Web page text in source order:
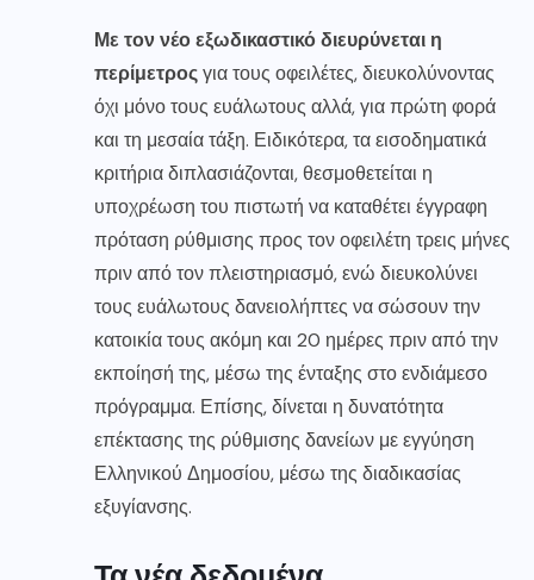
Με τον νέο εξωδικαστικό διευρύνεται η
περίμετροςγια τους οφειλέτες, διευκολύνοντας
όχι μόνο τους ευάλωτους αλλά, για πρώτη φορά
και τη μεσαία τάξη. Ειδικότερα, τα εισοδηματικά
κριτήρια διπλασιάζονται, θεσμοθετείται η
υποχρέωση του πιστωτή να καταθέτει έγγραφη
πρόταση ρύθμισης προς τον οφειλέτη τρεις μήνες
πριν από τον πλειστηριασμό, ενώ διευκολύνει
τους ευάλωτους δανειολήπτες να σώσουν την
κατοικία τους ακόμη και 20 ημέρες πριν από την
εκποίησή της, μέσω της ένταξης στο ενδιάμεσο
πρόγραμμα. Επίσης, δίνεται η δυνατότητα
επέκτασης της ρύθμισης δανείων με εγγύηση
Ελληνικού Δημοσίου, μέσω της διαδικασίας
εξυγίανσης.